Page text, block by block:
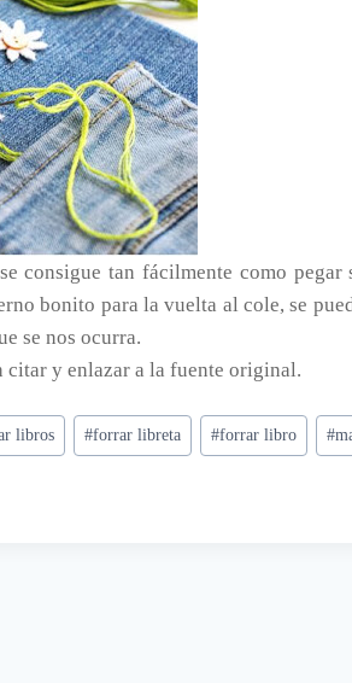
consigue tan fácilmente como
bonito para la vuelta al cole, se
se nos ocurra.
y enlazar a la fuente original.
libros #forrar libreta #forrar libro #